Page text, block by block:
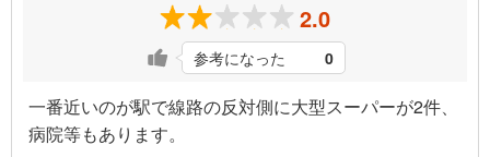
2.0
参考になった 0
一番近いのが駅で線路の反対側に大型スーパーが2件、
病院等もあります。